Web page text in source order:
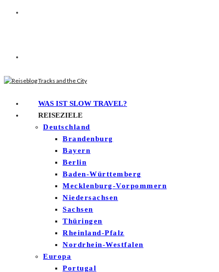
WAS IST SLOW TRAVEL?
REISEZIELE
Deutschland
Brandenburg
Bayern
Berlin
Baden-Württemberg
Mecklenburg-Vorpommern
Niedersachsen
Sachsen
Thüringen
Rheinland-Pfalz
Nordrhein-Westfalen
Europa
Portugal